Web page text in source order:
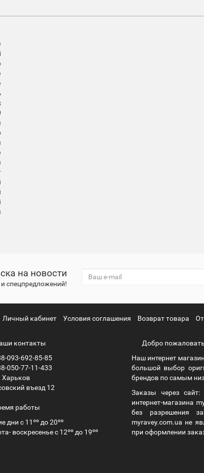
на новости
спецпредложений!
Личный кабинет Условия соглашения Возврат товара
контакты
093-692-85-85
050-77-11-433
Харьков
въезд 12
работы
дни с 11ºº до 20ºº
воскресенье с 12ºº до 19ºº
Добро
Наш интернет
большой выбор
брендов по самым
Заказы через сайт:
интернет-магазина
без разрешения
myravey.com.ua не
при оформлении